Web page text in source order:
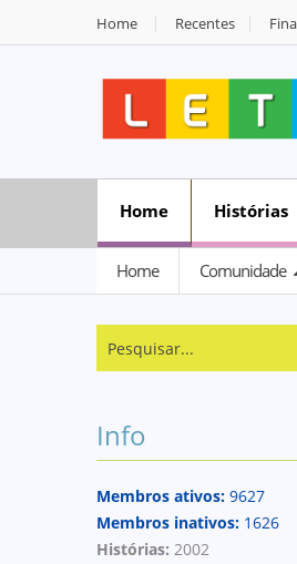
Home Recentes
Home Histórias
Home Comunidade
Info
Membros ativos: 9627
Membros inativos: 1626
Histórias: 2002